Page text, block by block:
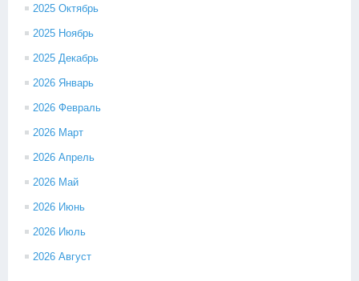
2025 Октябрь
2025 Ноябрь
2025 Декабрь
2026 Январь
2026 Февраль
2026 Март
2026 Апрель
2026 Май
2026 Июнь
2026 Июль
2026 Август